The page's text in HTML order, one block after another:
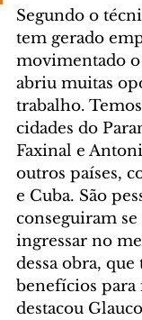
Segundo o
tem gerado
movimentado o
abriu muitas
trabalho.
cidades do
Faxinal e
outros países,
e Cuba. São
conseguiram
ingressar no
dessa obra,
benefícios para
destacou